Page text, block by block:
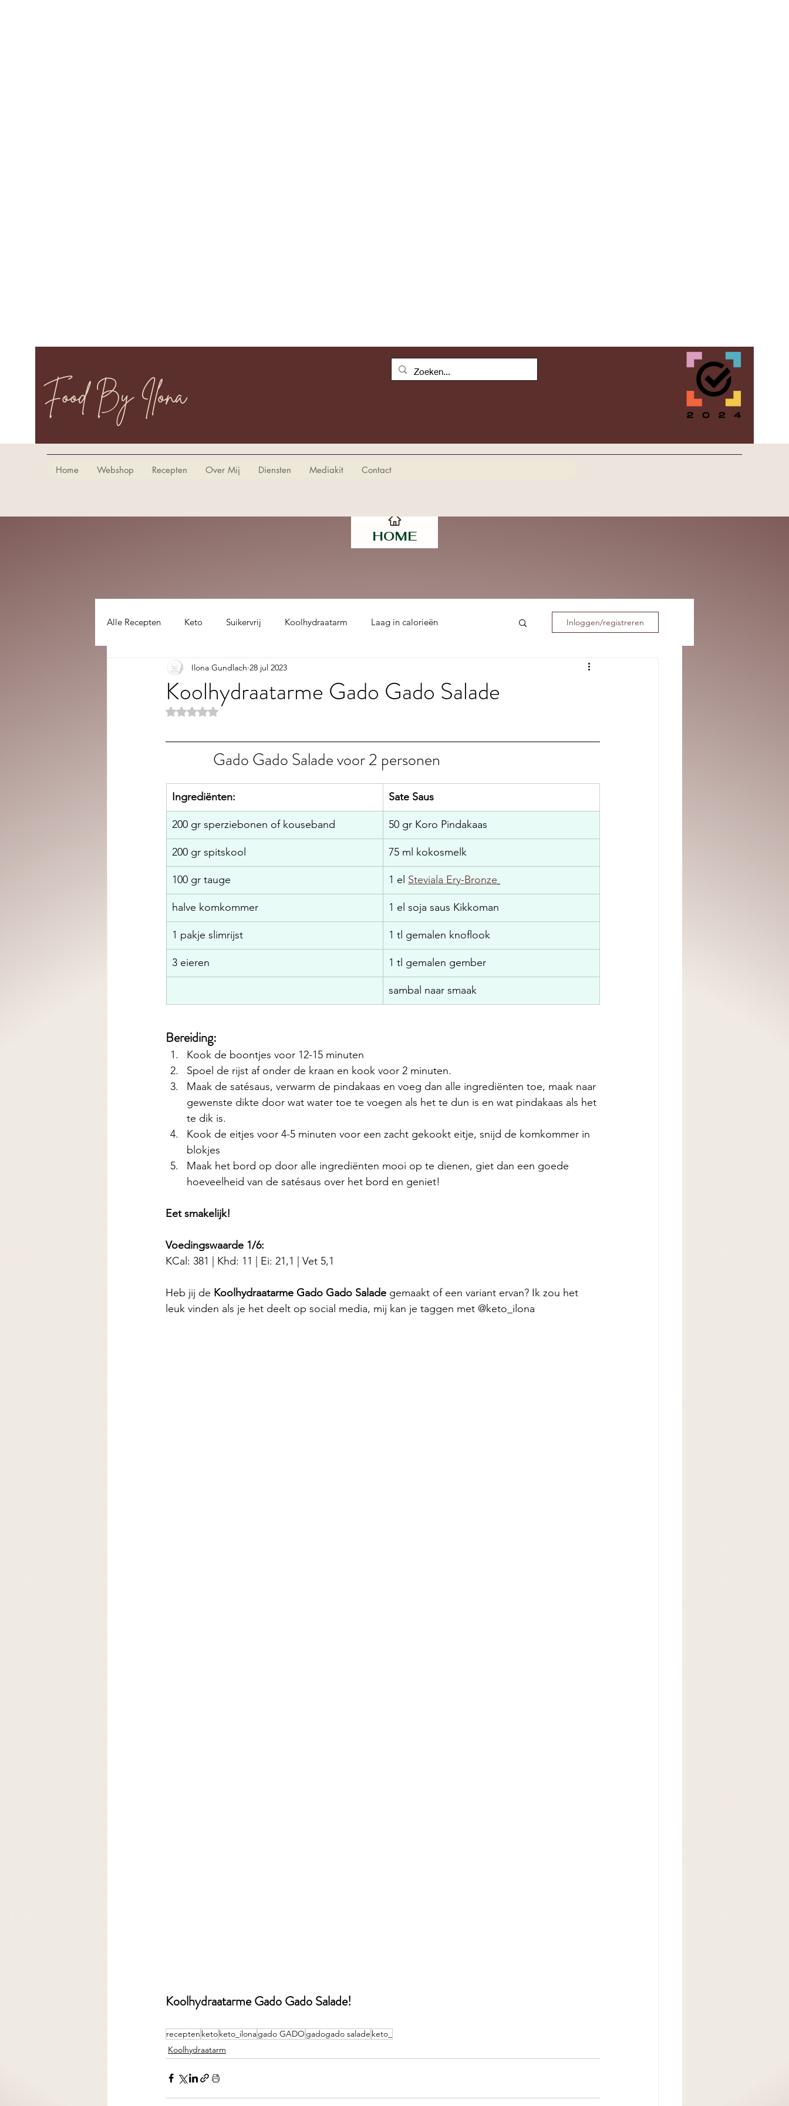
Food By Ilona
Home Webshop Recepten Over Mij Diensten Mediakit Contact
HOME
Alle Recepten Keto Suikervrij Koolhydraatarm Laag in calorieën
Lekker gezellig :) hoofdgerecht
Inloggen/registreren
Koolhydraatarme Gado Gado Salade
Ilona Gundlach 28 jul 2023
Beoordeeld met NaN uit 5 sterren.
Gado Gado Salade voor 2 personen
​Ingrediënten: Sate Saus
200 gr sperziebonen of kouseband 50 gr Koro Pindakaas
200 gr spitskool 75 ml kokosmelk
100 gr tauge 1 el Steviala Ery-Bronze
halve komkommer 1 el soja saus Kikkoman
1 pakje slimrijst 1 tl gemalen knoflook
3 eieren 1 tl gemalen gember
sambal naar smaak
Bereiding:
Kook de boontjes voor 12-15 minuten
Spoel de rijst af onder de kraan en kook voor 2 minuten.
Maak de satésaus, verwarm de pindakaas en voeg dan alle ingrediënten toe, maak naar
gewenste dikte door wat water toe te voegen als het te dun is en wat pindakaas als het
te dik is.
Kook de eitjes voor 4-5 minuten voor een zacht gekookt eitje, snijd de komkommer in
blokjes
Maak het bord op door alle ingrediënten mooi op te dienen, giet dan een goede
hoeveelheid van de satésaus over het bord en geniet!
Eet smakelijk!
Voedingswaarde 1/6:
KCal: 381 | Khd: 11 | Ei: 21,1 | Vet 5,1
Heb jij de Koolhydraatarme Gado Gado Salade gemaakt of een variant ervan? Ik zou het
leuk vinden als je het deelt op social media, mij kan je taggen met @keto_ilona
Koolhydraatarme Gado Gado Salade!
recepten ketoketo_ilonagado GADO gadogado salade keto_
Koolhydraatarm